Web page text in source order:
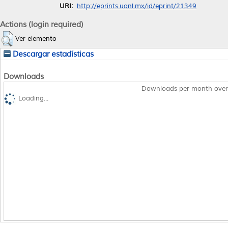
URI: http://eprints.uanl.mx/id/eprint/21349
Actions (login required)
Ver elemento
Descargar estadísticas
Downloads
Downloads per month
Loading...